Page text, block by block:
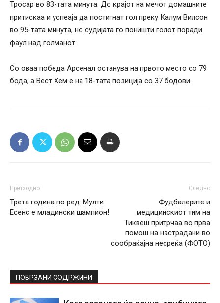
Тросар во 83-тата минута. До крајот на мечот домашните
притискаа и успеаја да постигнат гол преку Калум Вилсон
во 95-тата минута, но судијата го поништи голот поради
фаул над голманот.
Со оваа победа Арсенал останува на првото место со 79
бода, а Вест Хем е на 18-тата позиција со 37 бодови.
Претходно
Трета година по ред: Мулти
Есенс е младински шампион!
Следно
Фудбалерите и
медицинскиот тим на
Тиквеш притрчаа во прва
помош на настрадани во
сообраќајна несреќа (ФОТО)
ПОВРЗАНИ СОДРЖИНИ